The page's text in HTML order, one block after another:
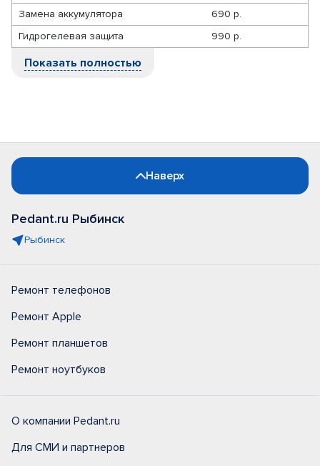
Замена аккумулятора
690 р.
Гидрогелевая защита
990 р.
Показать полностью
Наверх
Pedant.ru Рыбинск
Рыбинск
Ремонт телефонов
Ремонт Apple
Ремонт планшетов
Ремонт ноутбуков
О компании Pedant.ru
Для СМИ и партнеров